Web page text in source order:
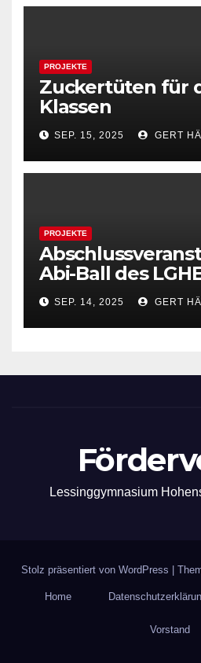
PROJEKTE
Zuckertüten für
Klassen
SEP. 15, 2025 GERT
PROJEKTE
Abi-Ball des
SEP. 14, 2025 GERT
Lessinggymnasium
Stolz präsentiert von WordPress
Home
Vorstand